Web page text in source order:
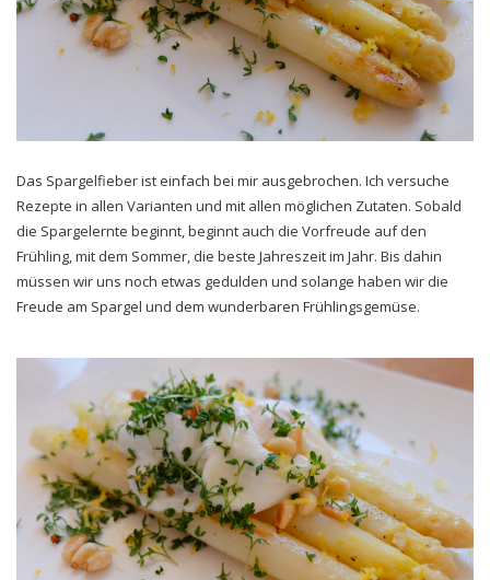
Das Spargelfieber ist einfach bei mir ausgebrochen. Ich versuche
Rezepte in allen Varianten und mit allen möglichen Zutaten. Sobald
die Spargelernte beginnt, beginnt auch die Vorfreude auf den
Frühling, mit dem Sommer, die beste Jahreszeit im Jahr. Bis dahin
müssen wir uns noch etwas gedulden und solange haben wir die
Freude am Spargel und dem wunderbaren Frühlingsgemüse.